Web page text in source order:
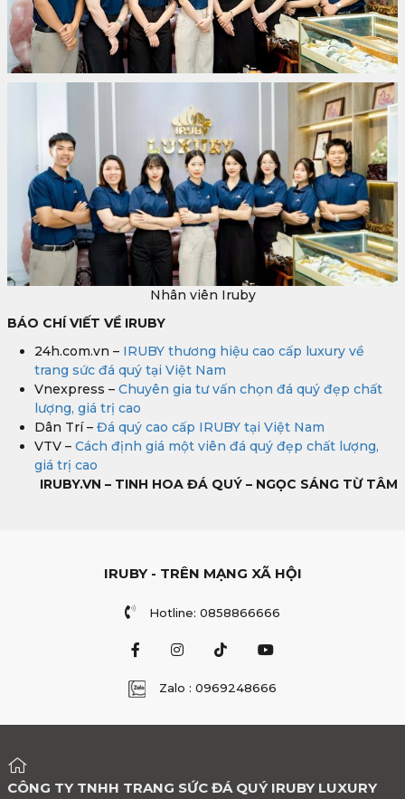
Nhân viên Iruby
BÁO CHÍ VIẾT VỀ IRUBY
24h.com.vn – IRUBY thương hiệu cao cấp luxury về
trang sức đá quý tại Việt Nam
Vnexpress – Chuyên gia tư vấn chọn đá quý đẹp chất
lượng, giá trị cao
Dân Trí – Đá quý cao cấp IRUBY tại Việt Nam
VTV – Cách định giá một viên đá quý đẹp chất lượng,
giá trị cao
IRUBY.VN – TINH HOA ĐÁ QUÝ – NGỌC SÁNG TỪ TÂM
IRUBY - TRÊN MẠNG XÃ HỘI
Hotline: 0858866666
Zalo : 0969248666
CÔNG TY TNHH TRANG SỨC ĐÁ QUÝ IRUBY LUXURY